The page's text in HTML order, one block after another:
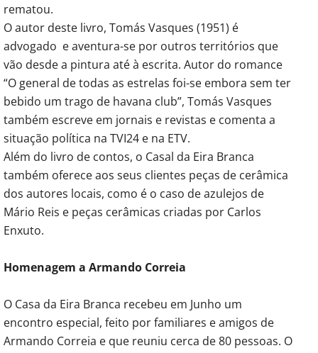
rematou.
O autor deste livro, Tomás Vasques (1951) é
advogado e aventura-se por outros territórios que
vão desde a pintura até à escrita. Autor do romance
“O general de todas as estrelas foi-se embora sem ter
bebido um trago de havana club”, Tomás Vasques
também escreve em jornais e revistas e comenta a
situação política na TVI24 e na ETV.
Além do livro de contos, o Casal da Eira Branca
também oferece aos seus clientes peças de cerâmica
dos autores locais, como é o caso de azulejos de
Mário Reis e peças cerâmicas criadas por Carlos
Enxuto.
Homenagem a Armando Correia
O Casa da Eira Branca recebeu em Junho um
encontro especial, feito por familiares e amigos de
Armando Correia e que reuniu cerca de 80 pessoas. O